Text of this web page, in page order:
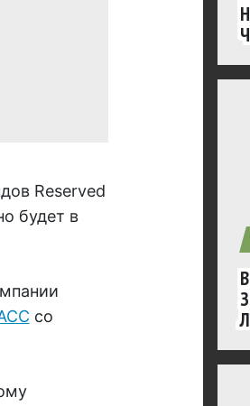
Reserved
будет в
со